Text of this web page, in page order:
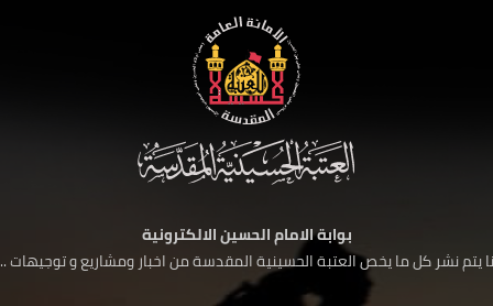
بوابة الامام الحسين الالكترونية
يتم نشر كل ما يخص العتبة الحسينية المقدسة من اخبار ومشاريع و توجيهات